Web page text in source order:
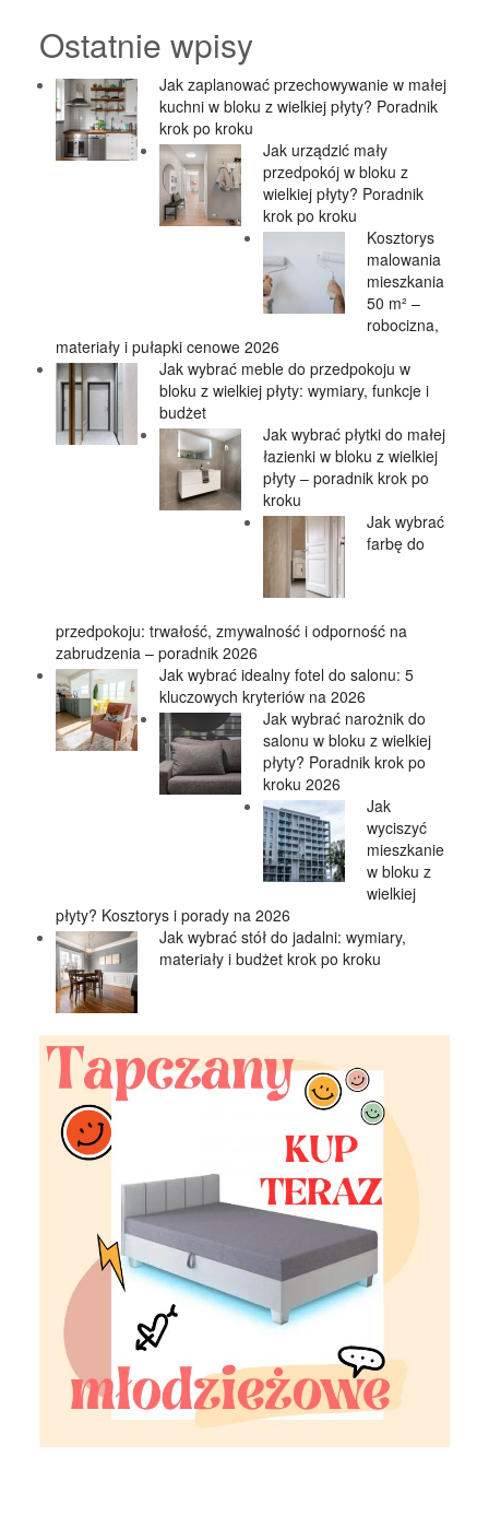
Ostatnie wpisy
Jak zaplanować przechowywanie w małej
kuchni w bloku z wielkiej płyty? Poradnik
krok po kroku
Jak urządzić mały
przedpokój w bloku z
wielkiej płyty? Poradnik
krok po kroku
Kosztorys
malowania
mieszkania
50 m² –
robocizna,
materiały i pułapki cenowe 2026
Jak wybrać meble do przedpokoju w
bloku z wielkiej płyty: wymiary, funkcje i
budżet
Jak wybrać płytki do małej
łazienki w bloku z wielkiej
płyty – poradnik krok po
kroku
Jak wybrać
farbę do
przedpokoju: trwałość, zmywalność i odporność na
zabrudzenia – poradnik 2026
Jak wybrać idealny fotel do salonu: 5
kluczowych kryteriów na 2026
Jak wybrać narożnik do
salonu w bloku z wielkiej
płyty? Poradnik krok po
kroku 2026
Jak
wyciszyć
mieszkanie
w bloku z
wielkiej
płyty? Kosztorys i porady na 2026
Jak wybrać stół do jadalni: wymiary,
materiały i budżet krok po kroku